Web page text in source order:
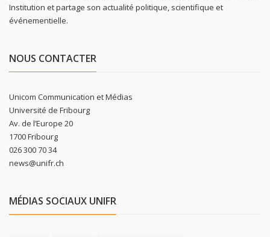
Institution et partage son actualité politique, scientifique et
événementielle.
NOUS CONTACTER
Unicom Communication et Médias
Université de Fribourg
Av. de l’Europe 20
1700 Fribourg
026 300 70 34
news@unifr.ch
MÉDIAS SOCIAUX UNIFR